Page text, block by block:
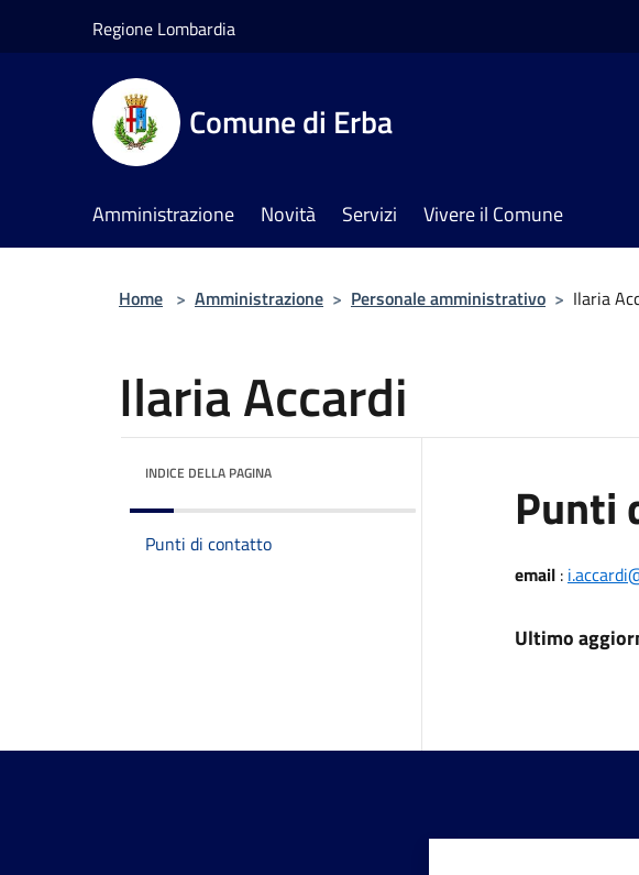
Regione Lombardia
Comune di Erba
Amministrazione Novità Servizi Vivere il Comune
Home > Amministrazione > Personale amministrativo > Ilaria
Ilaria Accardi
INDICE DELLA PAGINA
Punti di contatto
Punti
email:
Ultimo